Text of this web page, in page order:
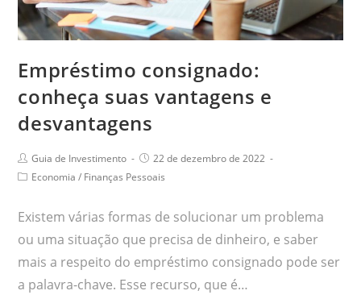
Empréstimo consignado:
conheça suas vantagens e
desvantagens
Guia de Investimento
22 de dezembro de 2022
Economia / Finanças Pessoais
Existem várias formas de solucionar um problema
ou uma situação que precisa de dinheiro, e saber
mais a respeito do empréstimo consignado pode ser
a palavra-chave. Esse recurso, que é…